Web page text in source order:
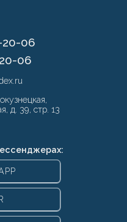
20-06
06
д. 39, стр. 13